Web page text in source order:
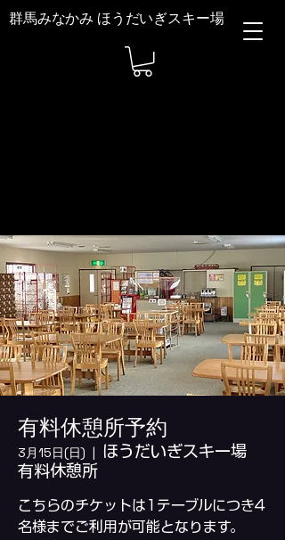
群馬みなかみ ほうだいぎスキー場
有料休憩所予約
3月15日(日)
  |
ほうだいぎスキー場
有料休憩所
こちらのチケットは1テーブルにつき4
名様までご利用が可能となります。